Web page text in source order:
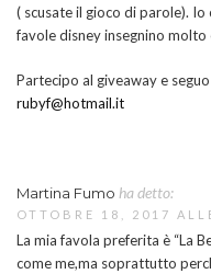
( scusate il gioco di parole).
favole disney insegnino molto
Partecipo al giveaway e
rubyf@hotmail.it
Martina Fumo ha detto:
OTTOBRE 18, 2017
La mia favola preferita è “La
come me,ma soprattutto